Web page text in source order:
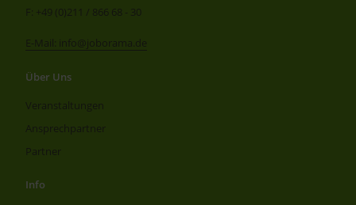
F: +49 (0)211 / 866 68 - 30
E-Mail: info@joborama.de
Über Uns
Veranstaltungen
Ansprechpartner
Partner
Info